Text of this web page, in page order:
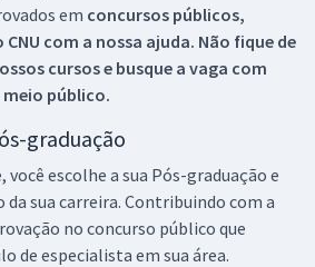
em concursos públicos,
com a nossa ajuda. Não fique de
cursos e busque a vaga com
público.
graduação
você escolhe a sua Pós-graduação e
sua carreira. Contribuindo com a
no concurso público que
de especialista em sua área.